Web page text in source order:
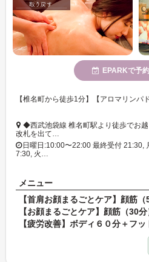
EPARKで予
◆西武池袋線 椎名町駅より徒歩でお
改札を出て…
日曜日:10:00〜22:00 最終受付 21:30,
7:30, 火…
メニュー